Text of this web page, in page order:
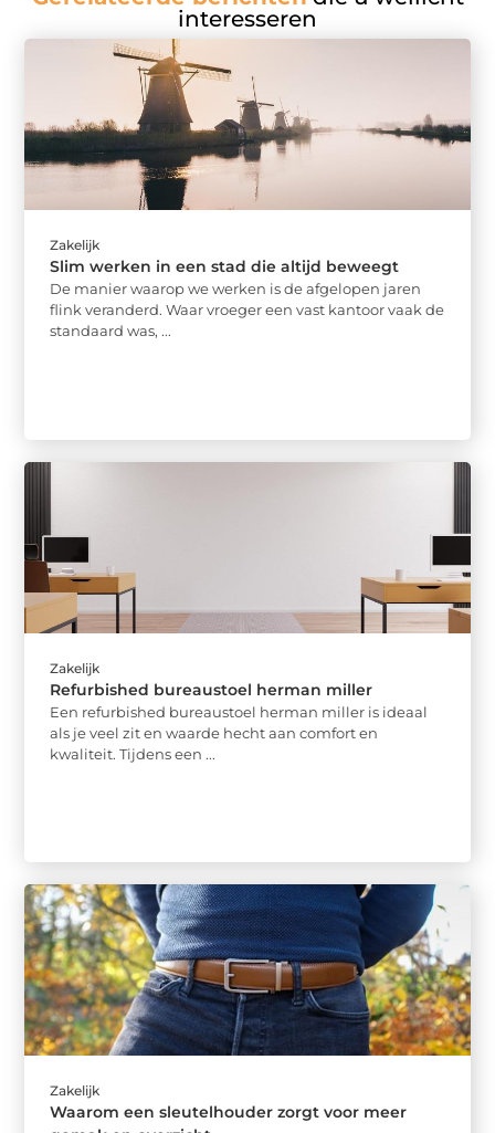
interesseren
Zakelijk
Slim werken in een stad die altijd beweegt
De manier waarop we werken is de afgelopen jaren
flink veranderd. Waar vroeger een vast kantoor vaak de
standaard was, ...
Zakelijk
Refurbished bureaustoel herman miller
Een refurbished bureaustoel herman miller is ideaal
als je veel zit en waarde hecht aan comfort en
kwaliteit. Tijdens een ...
Zakelijk
Waarom een sleutelhouder zorgt voor meer